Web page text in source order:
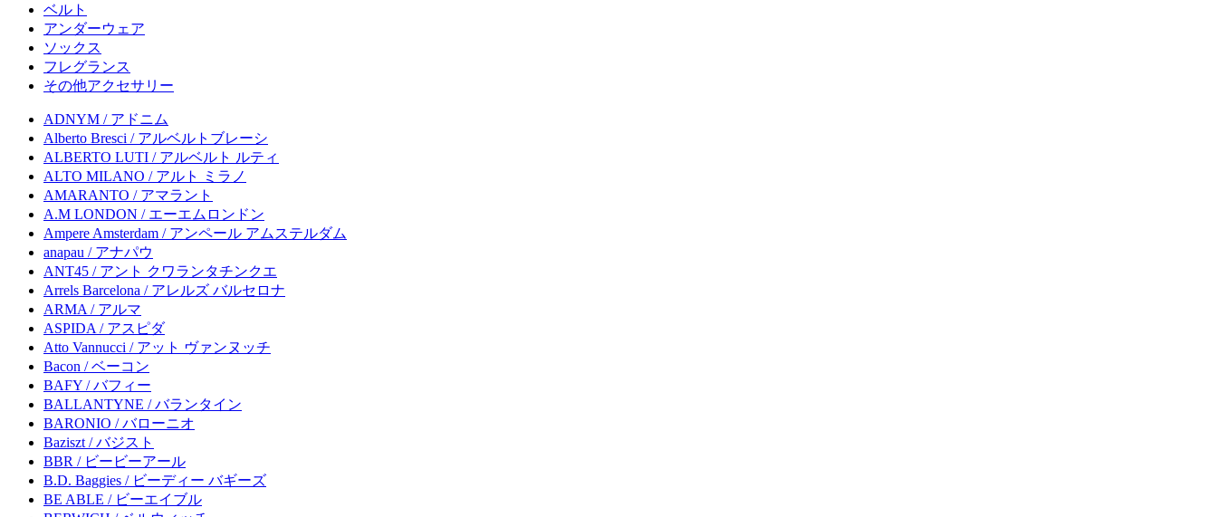
ベルト
アンダーウェア
ソックス
フレグランス
その他アクセサリー
ADNYM / アドニム
Alberto Bresci / アルベルトブレーシ
ALBERTO LUTI / アルベルト ルティ
ALTO MILANO / アルト ミラノ
AMARANTO / アマラント
A.M LONDON / エーエムロンドン
Ampere Amsterdam / アンペール アムステルダム
anapau / アナパウ
ANT45 / アント クワランタチンクエ
Arrels Barcelona / アレルズ バルセロナ
ARMA / アルマ
ASPIDA / アスピダ
Atto Vannucci / アット ヴァンヌッチ
Bacon / ベーコン
BAFY / バフィー
BALLANTYNE / バランタイン
BARONIO / バローニオ
Baziszt / バジスト
BBR / ビービーアール
B.D. Baggies / ビーディー バギーズ
BE ABLE / ビーエイブル